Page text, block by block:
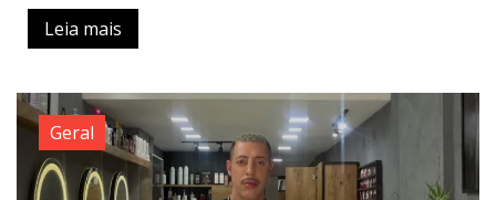
Leia mais
Geral